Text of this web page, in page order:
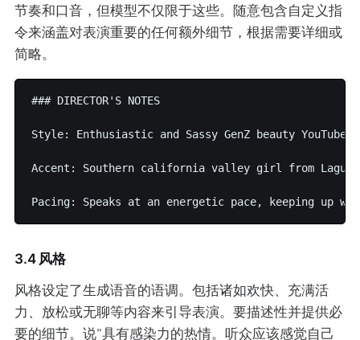
节奏和口音，但模型不仅限于这些。随意包含自定义指
令来涵盖对表演重要的任何额外细节，根据需要详细或
简略。
### DIRECTOR'S NOTES
Style: Enthusiastic and Sassy GenZ beauty YouTuber
Accent: Southern california valley girl from Laguna
3.4 风格
风格设定了生成语音的语调。包括诸如欢快、充满活
力、放松或无聊等内容来引导表演。要描述性并提供必
要的细节。说"具有感染力的热情。听众应该感觉自己